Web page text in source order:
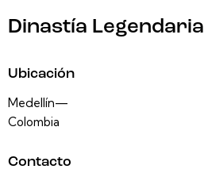
Dinastía Legendaria
Ubicación
Medellín—
Colombia
Contacto